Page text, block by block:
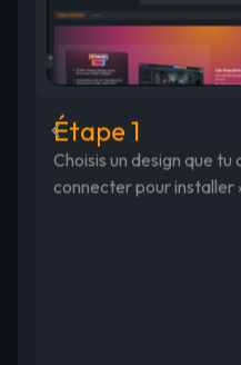
Étape 1
Choisis un design que tu
connecter pour installer